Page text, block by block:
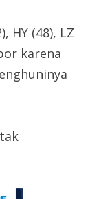
HY (48), LZ
karena